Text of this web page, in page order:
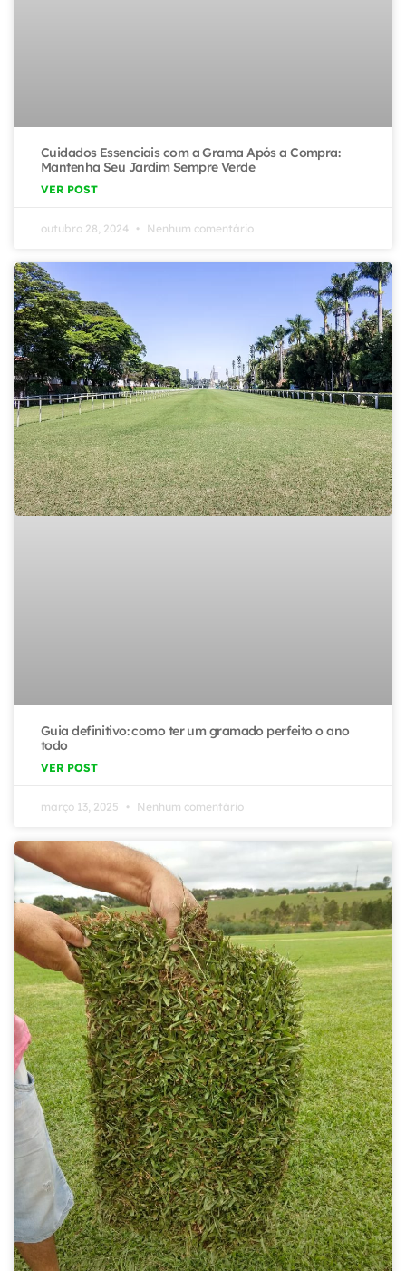
Cuidados Essenciais com a Grama Após a Compra:
Mantenha Seu Jardim Sempre Verde
VER POST
outubro 28, 2024 Nenhum comentário
Guia definitivo: como ter um gramado perfeito o ano
todo
VER POST
março 13, 2025 Nenhum comentário